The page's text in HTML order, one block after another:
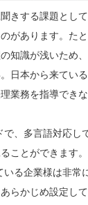
聞きする課題とし
があります。た
知識が浅いため
日本から来てい
業務を指導でき
で、多言語対応し
ことができます。
いる企業様は非常
らかじめ設定し